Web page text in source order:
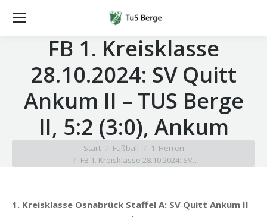
FB 1. Kreisklasse
28.10.2024: SV Quitt
Ankum II – TUS Berge
II, 5:2 (3:0), Ankum
Sie befinden sich hier:
Start Fußball
1. Herren
FB 1. Kreisklasse 28.10.2024: SV…
1. Kreisklasse Osnabrück Staffel A: SV Quitt Ankum II